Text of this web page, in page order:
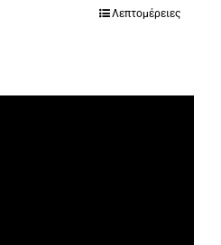
Λεπτομέρειες